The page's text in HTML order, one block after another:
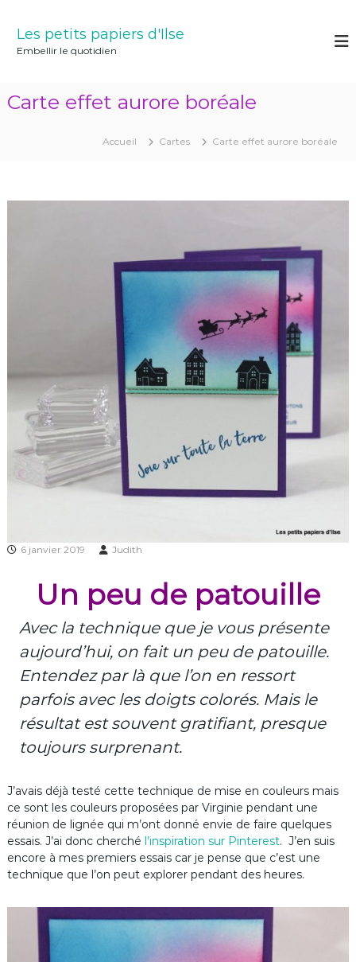
Les petits papiers d'Ilse
Embellir le quotidien
Carte effet aurore boréale
Accueil Cartes Carte effet aurore boréale
6 janvier 2019 Judith
Un peu de patouille
Avec la technique que je vous présente
aujourd’hui, on fait un peu de patouille.
Entendez par là que l’on en ressort
parfois avec les doigts colorés. Mais le
résultat est souvent gratifiant, presque
toujours surprenant.
J’avais déjà testé cette technique de mise en couleurs mais
ce sont les couleurs proposées par Virginie pendant une
réunion de lignée qui m’ont donné envie de faire quelques
essais. J’ai donc cherché l’inspiration sur Pinterest. J’en suis
encore à mes premiers essais car je pense que c’est une
technique que l’on peut explorer pendant des heures.